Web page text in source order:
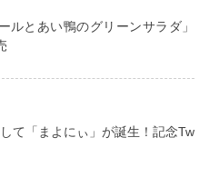
ルとあい鴨のグリーンサラダ」
て「まよにぃ」が誕生！記念Tw